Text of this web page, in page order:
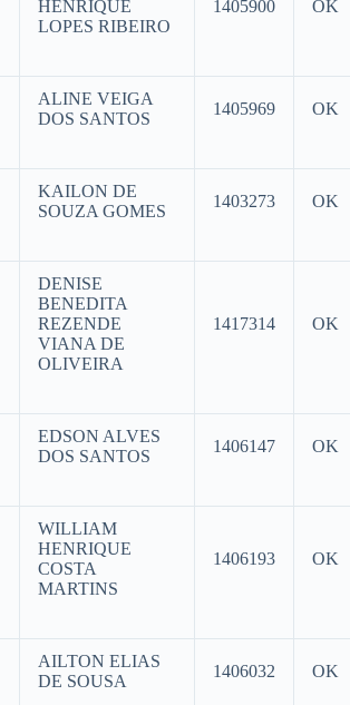
HENRIQUE
LOPES RIBEIRO
1405900 OK
ALINE VEIGA
DOS SANTOS
1405969 OK
KAILON DE
SOUZA GOMES
1403273 OK
DENISE
BENEDITA
REZENDE
VIANA DE
OLIVEIRA
1417314 OK
EDSON ALVES
DOS SANTOS
1406147 OK
WILLIAM
HENRIQUE
COSTA
MARTINS
1406193 OK
AILTON ELIAS
DE SOUSA
1406032 OK